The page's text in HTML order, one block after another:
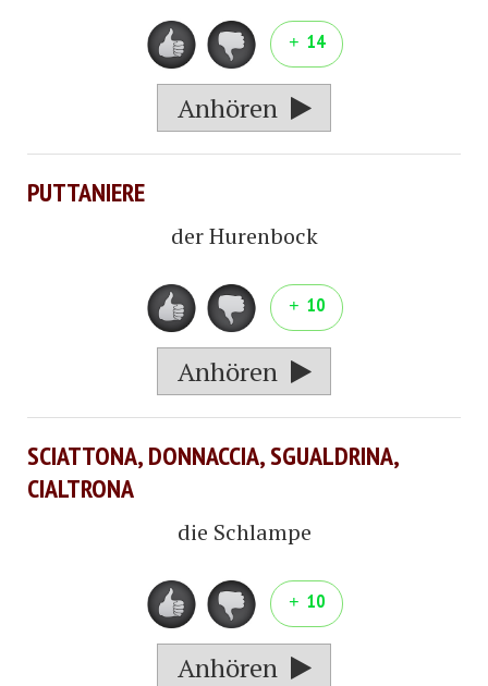
14
Anhören
PUTTANIERE
der Hurenbock
10
Anhören
SCIATTONA, DONNACCIA, SGUALDRINA,
CIALTRONA
die Schlampe
10
Anhören